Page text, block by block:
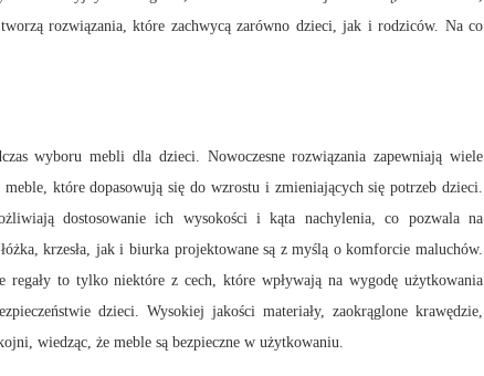
rozwiązania, które zachwycą zarówno dzieci, jak i rodziców. Na co
wyboru mebli dla dzieci. Nowoczesne rozwiązania zapewniają wiele
które dopasowują się do wzrostu i zmieniających się potrzeb dzieci.
dostosowanie ich wysokości i kąta nachylenia, co pozwala na
krzesła, jak i biurka projektowane są z myślą o komforcie maluchów.
regały to tylko niektóre z cech, które wpływają na wygodę użytkowania
dzieci. Wysokiej jakości materiały, zaokrąglone krawędzie,
wiedząc, że meble są bezpieczne w użytkowaniu.